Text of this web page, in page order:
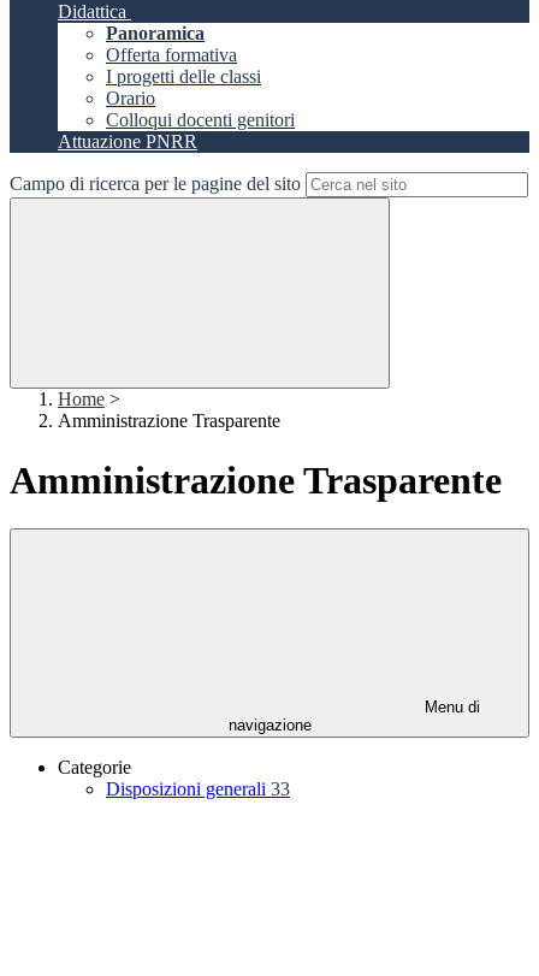
Didattica
Panoramica
Offerta formativa
I progetti delle classi
Orario
Colloqui docenti genitori
Attuazione PNRR
Campo di ricerca per le pagine del sito
Home >
Amministrazione Trasparente
Amministrazione Trasparente
Menu di
navigazione
Categorie
Disposizioni generali 33